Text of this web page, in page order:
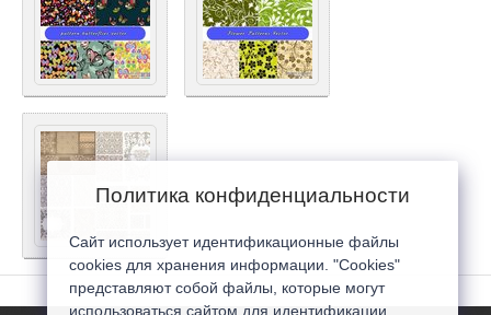
Политика конфиденциальности
Сайт использует идентификационные файлы
cookies для хранения информации. "Cookies"
представляют собой файлы, которые могут
использоваться сайтом для идентификации